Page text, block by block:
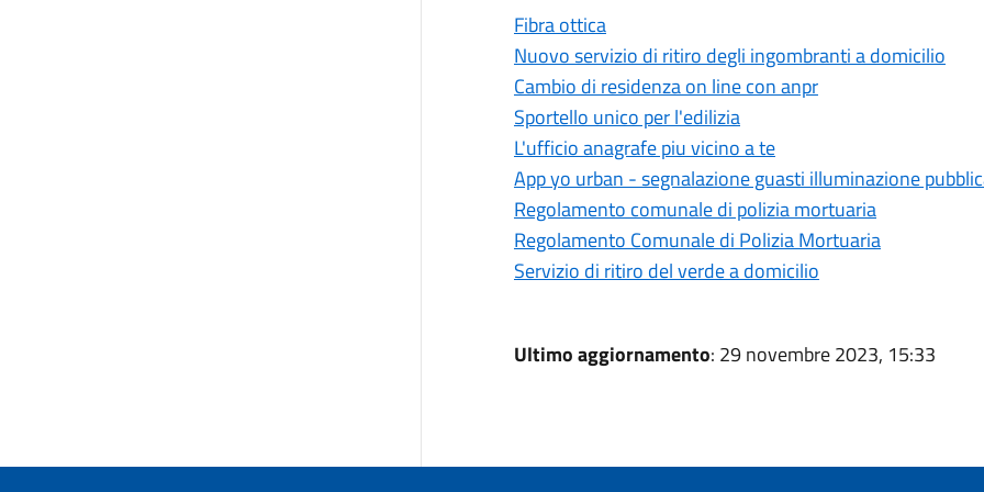
Fibra ottica
Nuovo servizio di ritiro degli ingombranti a domicilio
Cambio di residenza on line con anpr
Sportello unico per l'edilizia
L'ufficio anagrafe piu vicino a te
App yo urban - segnalazione guasti illuminazione
Regolamento comunale di polizia mortuaria
Regolamento Comunale di Polizia Mortuaria
Servizio di ritiro del verde a domicilio
Ultimo aggiornamento: 29 novembre 2023, 15:33